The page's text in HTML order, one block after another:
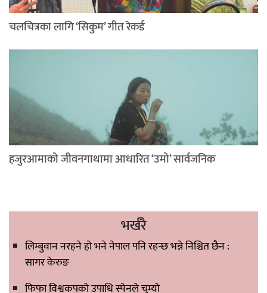
चलचित्रका लागि ‘सिकुम’ गीत रेकर्ड
हजुरआमाको जीवनगाथामा आधारित ‘उमो’ सार्वजनिक
भर्खरै
लिम्बुवान नरहने हो भने नेपाल पनि रहन्छ भन्ने निश्चित छैन :
सागर केरुङ
फिफा विश्वकपको उपाधि स्पेनले चुम्यो